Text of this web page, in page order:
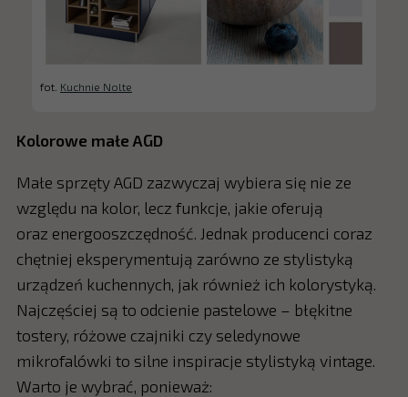
fot. Kuchnie Nolte
Kolorowe małe AGD
Małe sprzęty AGD zazwyczaj wybiera się nie ze
względu na kolor, lecz funkcje, jakie oferują
oraz energooszczędność. Jednak producenci coraz
chętniej eksperymentują zarówno ze stylistyką
urządzeń kuchennych, jak również ich kolorystyką.
Najczęściej są to odcienie pastelowe – błękitne
tostery, różowe czajniki czy seledynowe
mikrofalówki to silne inspiracje stylistyką vintage.
Warto je wybrać, ponieważ: